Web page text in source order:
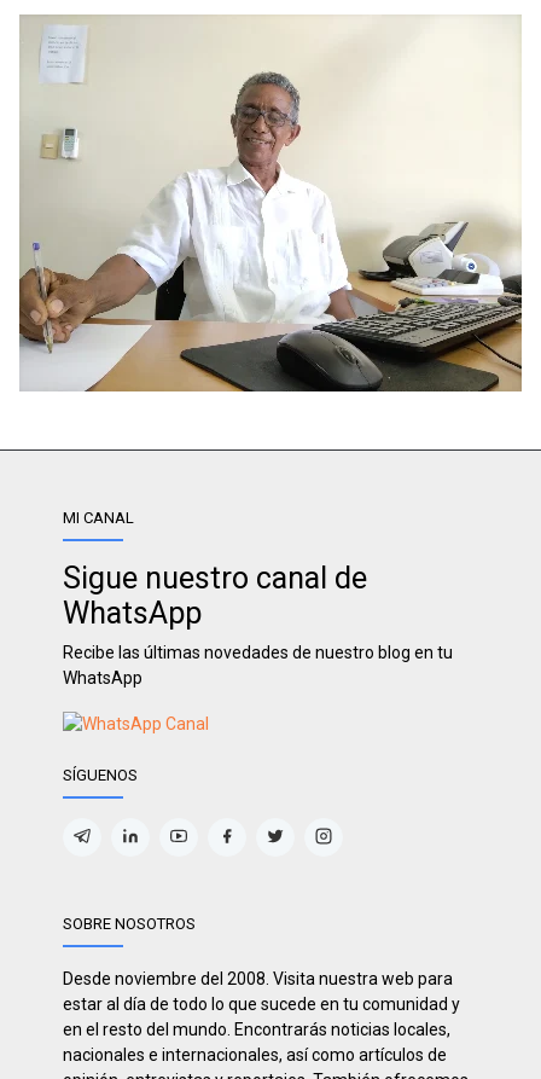
MI CANAL
Sigue nuestro canal de
WhatsApp
Recibe las últimas novedades de nuestro blog en tu
WhatsApp
SÍGUENOS
SOBRE NOSOTROS
Desde noviembre del 2008. Visita nuestra web para
estar al día de todo lo que sucede en tu comunidad y
en el resto del mundo. Encontrarás noticias locales,
nacionales e internacionales, así como artículos de